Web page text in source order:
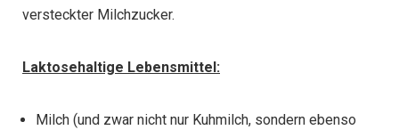
versteckter Milchzucker.
Laktosehaltige Lebensmittel:
Milch (und zwar nicht nur Kuhmilch, sondern ebenso